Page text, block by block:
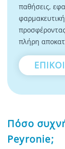
Πόσο
Peyronie;
παθήσεις,
πλήρη